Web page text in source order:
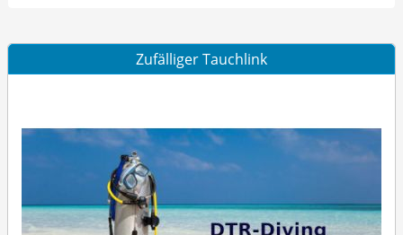
Zufälliger Tauchlink